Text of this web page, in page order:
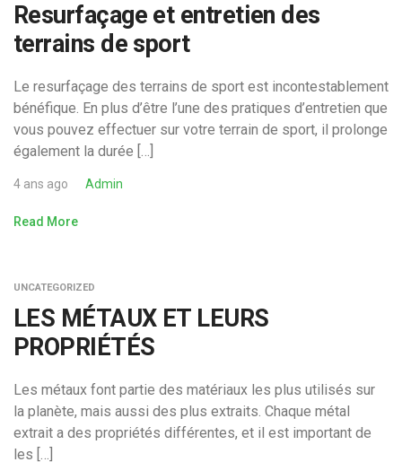
Resurfaçage et entretien des
terrains de sport
Le resurfaçage des terrains de sport est incontestablement
bénéfique. En plus d’être l’une des pratiques d’entretien que
vous pouvez effectuer sur votre terrain de sport, il prolonge
également la durée […]
4 ans ago Admin
Read More
UNCATEGORIZED
LES MÉTAUX ET LEURS
PROPRIÉTÉS
Les métaux font partie des matériaux les plus utilisés sur
la planète, mais aussi des plus extraits. Chaque métal
extrait a des propriétés différentes, et il est important de
les […]